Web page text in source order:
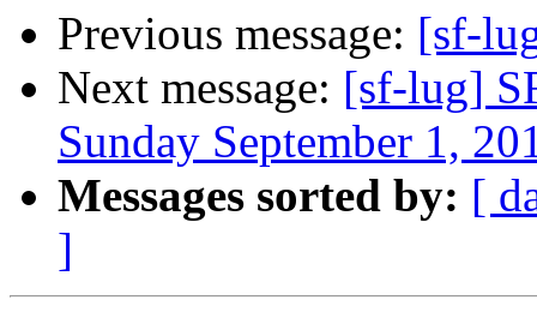
Previous message: [sf-
Next message: [sf-lug]
Sunday September 1,
Messages sorted by: [
]